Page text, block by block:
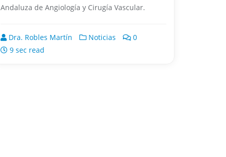
Andaluza de Angiología y Cirugía Vascular.
Dra. Robles Martín Noticias
0
9 sec read